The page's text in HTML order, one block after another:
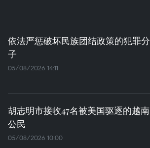
依法严惩破坏民族团结政策的犯罪分
子
05/08/2026 14:11
胡志明市接收47名被美国驱逐的越南
公民
05/08/2026 10:00